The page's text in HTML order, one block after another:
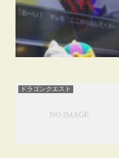
ドラゴンクエスト